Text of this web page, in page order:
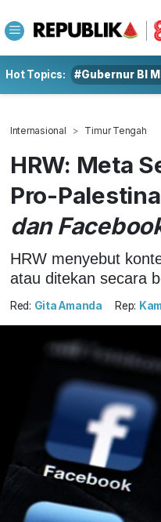
Hot Topics: #Gubernur BI
Internasional Timur Tengah
HRW: Meta
Pro-
dan
HRW menyebut
atau ditekan secara
Red: Gita Amanda Rep: